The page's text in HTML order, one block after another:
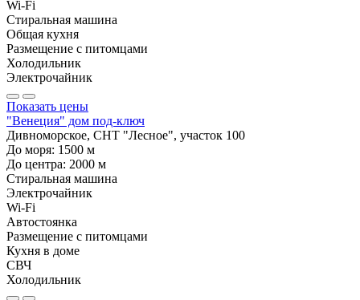
Wi-Fi
Стиральная машина
Общая кухня
Размещение с питомцами
Холодильник
Электрочайник
Показать цены
"Венеция" дом под-ключ
Дивноморское, СНТ "Лесное", участок 100
До моря: 1500 м
До центра: 2000 м
Стиральная машина
Электрочайник
Wi-Fi
Автостоянка
Размещение с питомцами
Кухня в доме
СВЧ
Холодильник